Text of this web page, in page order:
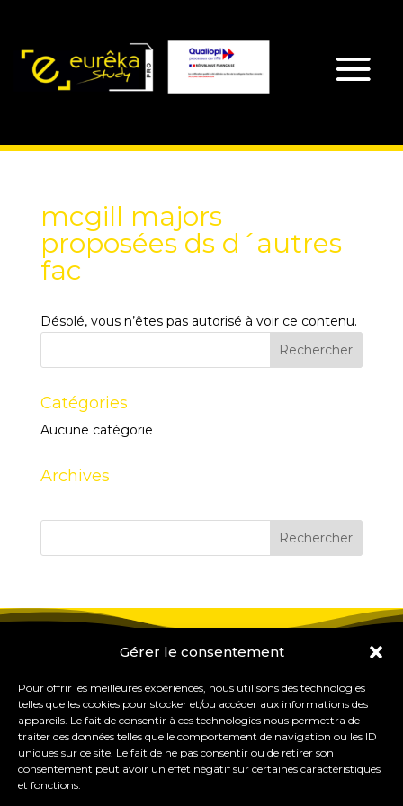
Gérer le consentement
Pour offrir les meilleures expériences, nous utilisons des technologies
telles que les cookies pour stocker et/ou accéder aux informations des
appareils. Le fait de consentir à ces technologies nous permettra de
traiter des données telles que le comportement de navigation ou les ID
uniques sur ce site. Le fait de ne pas consentir ou de retirer son
consentement peut avoir un effet négatif sur certaines caractéristiques
et fonctions.
mcgill majors
proposées ds d´autres
fac
Désolé, vous n’êtes pas autorisé à voir ce contenu.
Catégories
Aucune catégorie
Archives